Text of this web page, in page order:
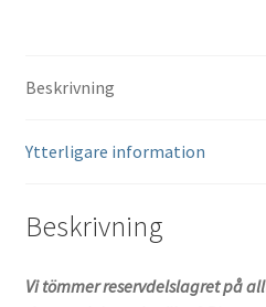
Beskrivning
Ytterligare information
Beskrivning
Vi tömmer reservdelslagret på